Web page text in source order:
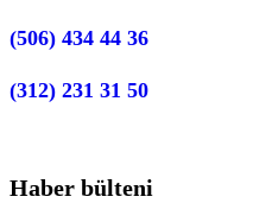
(506) 434 44 36
(312) 231 31 50
Haber bülteni